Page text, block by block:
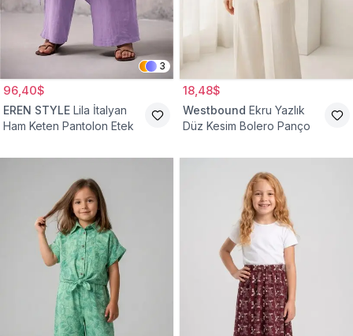
3
96,40$
EREN STYLE Lila İtalyan
Ham Keten Pantolon Etek
18,48$
Westbound Ekru Yazlık
Düz Kesim Bolero Panço